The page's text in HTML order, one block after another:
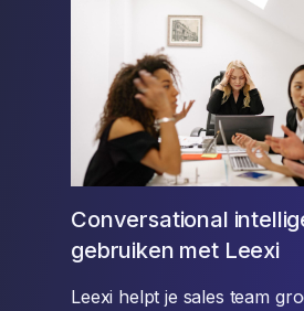
Conversational
gebruiken met Leexi
Leexi helpt je sales team